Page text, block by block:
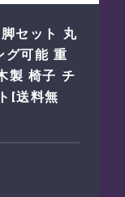
セット 丸
グ可能 重
製 椅子 チ
[送料無